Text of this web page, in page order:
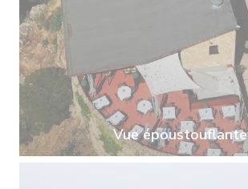
Vue époustouflante